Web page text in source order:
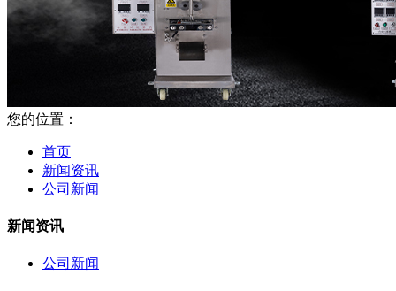
您的位置：
首页
新闻资讯
公司新闻
新闻资讯
公司新闻